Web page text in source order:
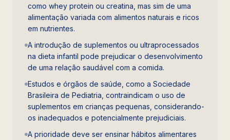
como whey protein ou creatina, mas sim de uma
alimentação variada com alimentos naturais e ricos
em nutrientes.
A introdução de suplementos ou ultraprocessados
na dieta infantil pode prejudicar o desenvolvimento
de uma relação saudável com a comida.
Estudos e órgãos de saúde, como a Sociedade
Brasileira de Pediatria, contraindicam o uso de
suplementos em crianças pequenas, considerando-
os inadequados e potencialmente prejudiciais.
A prioridade deve ser ensinar hábitos alimentares